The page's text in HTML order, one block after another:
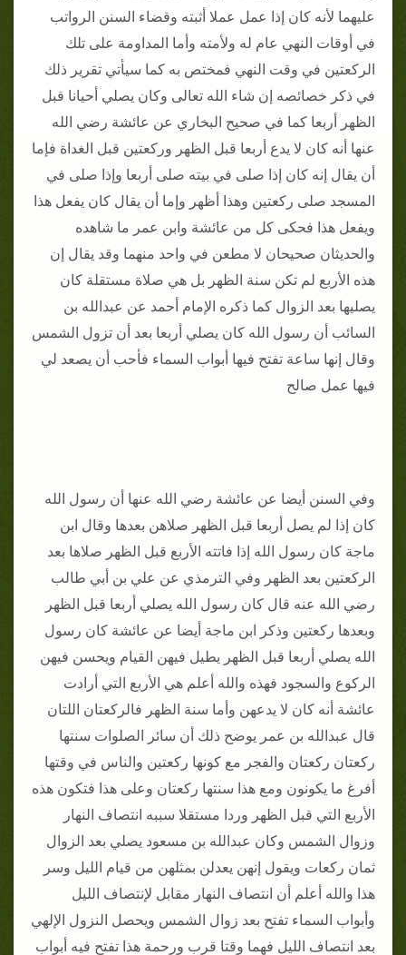
عليهما لأنه كان إذا عمل عملا أثبته وقضاء السنن الرواتب
في أوقات النهي عام له ولأمته وأما المداومة على تلك
الركعتين في وقت النهي فمختص به كما سيأتي تقرير ذلك
في ذكر خصائصه إن شاء الله تعالى وكان يصلي أحيانا قبل
الظهر أربعا كما في صحيح البخاري عن عائشة رضي الله
عنها أنه كان لا يدع أربعا قبل الظهر وركعتين قبل الغداة فإما
أن يقال إنه كان إذا صلى في بيته صلى أربعا وإذا صلى في
المسجد صلى ركعتين وهذا أظهر وإما أن يقال كان يفعل هذا
ويفعل هذا فحكى كل من عائشة وابن عمر ما شاهده
والحديثان صحيحان لا مطعن في واحد منهما وقد يقال إن
هذه الأربع لم تكن سنة الظهر بل هي صلاة مستقلة كان
يصليها بعد الزوال كما ذكره الإمام أحمد عن عبدالله بن
السائب أن رسول الله كان يصلي أربعا بعد أن تزول الشمس
وقال إنها ساعة تفتح فيها أبواب السماء فأحب أن يصعد لي
فيها عمل صالح
وفي السنن أيضا عن عائشة رضي الله عنها أن رسول الله
كان إذا لم يصل أربعا قبل الظهر صلاهن بعدها وقال ابن
ماجة كان رسول الله إذا فاتته الأربع قبل الظهر صلاها بعد
الركعتين بعد الظهر وفي الترمذي عن علي بن أبي طالب
رضي الله عنه قال كان رسول الله يصلي أربعا قبل الظهر
وبعدها ركعتين وذكر ابن ماجة أيضا عن عائشة كان رسول
الله يصلي أربعا قبل الظهر يطيل فيهن القيام ويحسن فيهن
الركوع والسجود فهذه والله أعلم هي الأربع التي أرادت
عائشة أنه كان لا يدعهن وأما سنة الظهر فالركعتان اللتان
قال عبدالله بن عمر يوضح ذلك أن سائر الصلوات سنتها
ركعتان ركعتان والفجر مع كونها ركعتين والناس في وقتها
أفرغ ما يكونون ومع هذا سنتها ركعتان وعلى هذا فتكون هذه
الأربع التي قبل الظهر وردا مستقلا سببه انتصاف النهار
وزوال الشمس وكان عبدالله بن مسعود يصلي بعد الزوال
ثمان ركعات ويقول إنهن يعدلن بمثلهن من قيام الليل وسر
هذا والله أعلم أن انتصاف النهار مقابل لإنتصاف الليل
وأبواب السماء تفتح بعد زوال الشمس ويحصل النزول الإلهي
بعد انتصاف الليل فهما وقتا قرب ورحمة هذا تفتح فيه أبواب